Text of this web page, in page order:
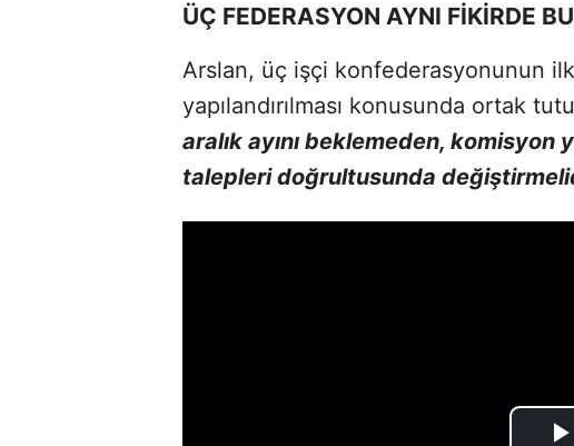
ÜÇ FEDERASYON AYNI FİKİRDE
Arslan, üç işçi konfederasyonunun
yapılandırılması konusunda ortak
aralık ayını beklemeden, komisyon
talepleri doğrultusunda